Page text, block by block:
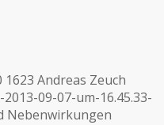
1623 Andreas Zeuch
09-07-um-16.45.33-
Nebenwirkungen